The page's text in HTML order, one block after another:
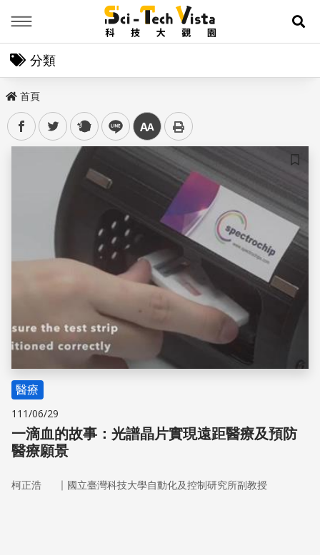
展
分類
首頁
facebooktwitter plurk line 中
儲存
醫療
111/06/29
一滴血的故事：光譜晶片實現遠距醫療及預防
醫療願景
柯正浩 ｜ 國立臺灣科技大學自動化及控制研究所副教授